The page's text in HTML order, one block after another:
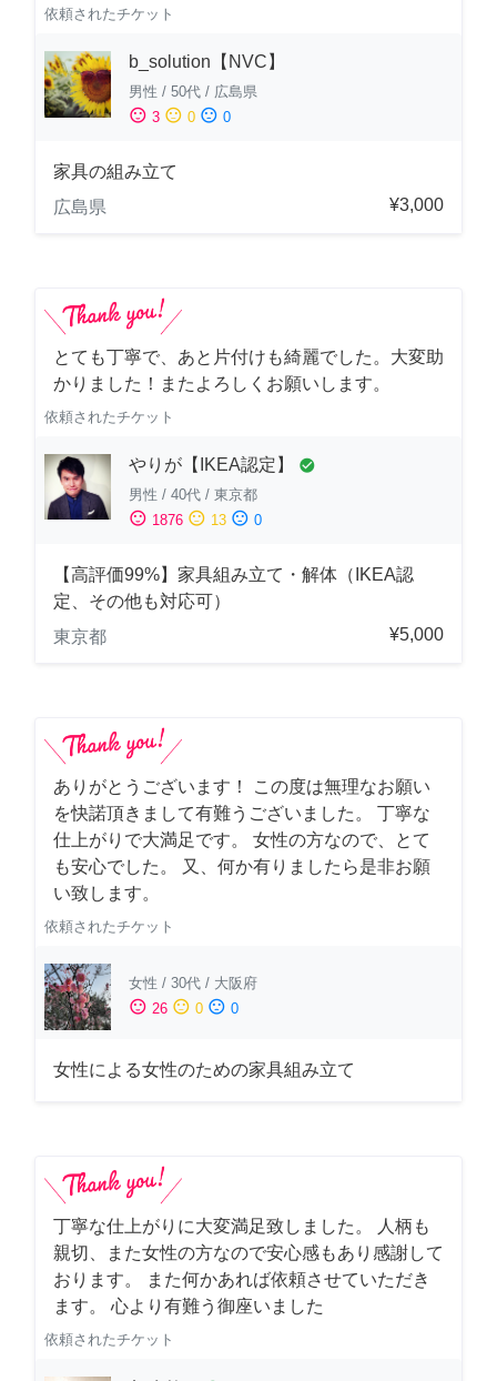
依頼されたチケット
b_solution【NVC】
男性 / 50代 / 広島県
sentiment_satisfied 3 sentiment_neutral 0 sentiment_dissatisfied 0
家具の組み立て
広島県
¥3,000
とても丁寧で、あと片付けも綺麗でした。大変助
かりました！またよろしくお願いします。
依頼されたチケット
やりが【IKEA認定】 check_circle
男性 / 40代 / 東京都
sentiment_satisfied 1876 sentiment_neutral 13 sentiment_dissatisfied 0
【高評価99%】家具組み立て・解体（IKEA認
定、その他も対応可）
東京都
¥5,000
ありがとうございます！ この度は無理なお願い
を快諾頂きまして有難うございました。 丁寧な
仕上がりで大満足です。 女性の方なので、とて
も安心でした。 又、何か有りましたら是非お願
い致します。
依頼されたチケット
女性 / 30代 / 大阪府
sentiment_satisfied 26 sentiment_neutral 0 sentiment_dissatisfied 0
女性による女性のための家具組み立て
丁寧な仕上がりに大変満足致しました。 人柄も
親切、また女性の方なので安心感もあり感謝して
おります。 また何かあれば依頼させていただき
ます。 心より有難う御座いました
依頼されたチケット